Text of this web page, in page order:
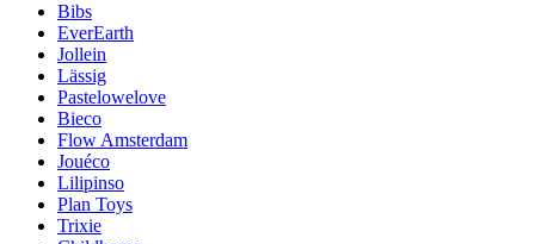
Bibs
EverEarth
Jollein
Lässig
Pastelowelove
Bieco
Flow Amsterdam
Jouéco
Lilipinso
Plan Toys
Trixie